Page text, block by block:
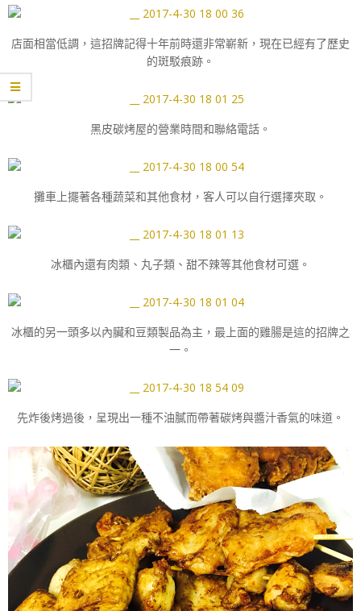
店面相當低調，這招牌記得十年前時還非常嶄新，現在已經有了歷史
的斑駁痕跡。
黑皮碳烤屋的營業時間和聯絡電話。
攤車上擺著各種蔬菜和其他食材，客人可以自行選擇夾取。
冰櫃內還有肉類、丸子類、甜不辣等其他食材可選。
冰櫃的另一頭多以內臟和豆類製品為主，最上面的雞腸是這的招牌之
一。
先炸後烤過後，呈現出一種不油膩而帶著碳烤與醬汁香氣的味道。